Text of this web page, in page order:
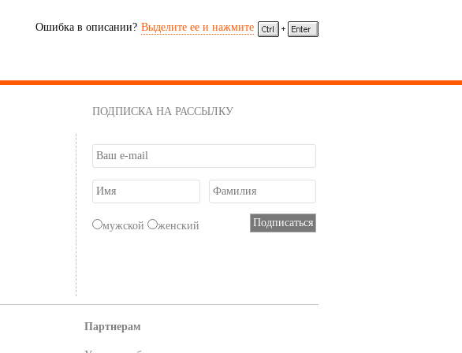
Ошибка в описании? Выделите ее и нажмите
ПОДПИСКА НА РАССЫЛКУ
мужской женский
Партнерам